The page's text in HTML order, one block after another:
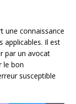
une connaissance
applicables. Il est
par un avocat
le bon
susceptible